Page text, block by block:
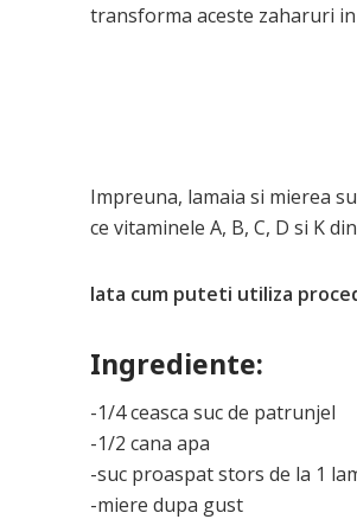
transforma aceste zaharuri
Impreuna, lamaia si mierea
ce vitaminele A, B, C, D si K
Iata cum puteti utiliza
Ingrediente:
-1/4 ceasca suc de patrunjel
-1/2 cana apa
-suc proaspat stors de la 1
-miere dupa gust